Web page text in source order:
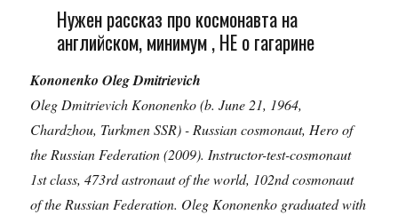
Нужен рассказ про космонавта на
английском, минимум , НЕ о гагарине
Kononenko Oleg Dmitrievich
Oleg Dmitrievich Kononenko (b. June 21, 1964,
Chardzhou, Turkmen SSR) - Russian cosmonaut, Hero of
the Russian Federation (2009). Instructor-test-cosmonaut
1st class, 473rd astronaut of the world, 102nd cosmonaut
of the Russian Federation. Oleg Kononenko graduated with